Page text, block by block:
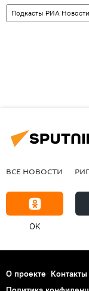
Подкасты РИА Новости
ВСЕ НОВОСТИ
OK
О проекте Контакты